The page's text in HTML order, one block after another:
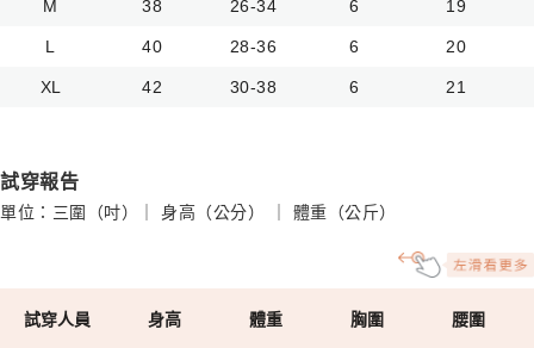
M 38 26-34 6 19
L 40 28-36 6 20
XL 42 30-38 6 21
試穿報告
單位：三圍（吋）｜ 身高（公分） ｜ 體重（公斤）
試穿人員 身高 體重 胸圍 腰圍